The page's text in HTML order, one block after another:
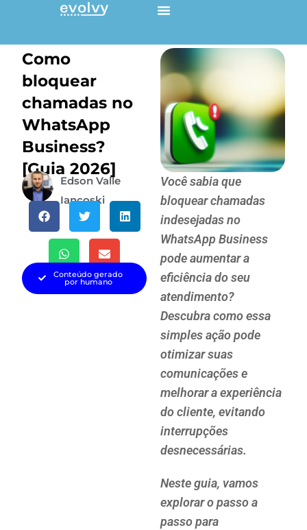
conteúdoComo
bloquear
chamadas no
WhatsApp
Business?
[Guia 2026]
Edson Valle
Iancoski
Conteúdo gerado
por humano
Você sabia que
bloquear chamadas
indesejadas no
WhatsApp Business
pode aumentar a
eficiência do seu
atendimento?
Descubra como essa
simples ação pode
otimizar suas
comunicações e
melhorar a experiência
do cliente, evitando
interrupções
desnecessárias.
Neste guia, vamos
explorar o passo a
passo para